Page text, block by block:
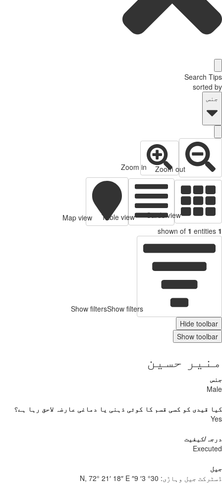
Search
sorted
Zoom out
Zoom in
Cards view
Table view
Map view
shown of 1
Show filtersShow filters
Hide
Show
حسین
قیدی کو کسی قسم کا کوئی ذہنی یا دماغی عارضہ لاحق رہا ہے؟
کیفیت
جیل وہاڑی: 30° 3′ 9″ N, 72° 21′ 18″ E